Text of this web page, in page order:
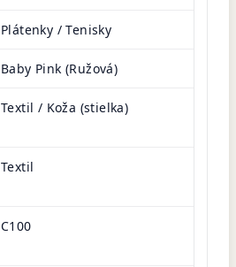
Plátenky / Tenisky
Baby Pink (Ružová)
Textil / Koža (stielka)
Textil
C100